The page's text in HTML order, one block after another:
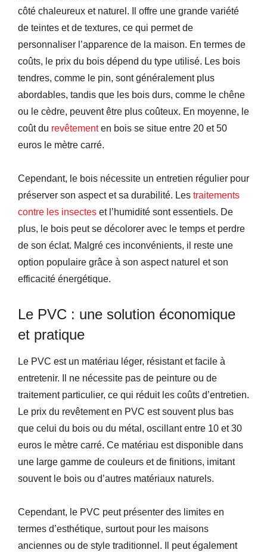
côté chaleureux et naturel. Il offre une grande variété
de teintes et de textures, ce qui permet de
personnaliser l’apparence de la maison. En termes de
coûts, le prix du bois dépend du type utilisé. Les bois
tendres, comme le pin, sont généralement plus
abordables, tandis que les bois durs, comme le chêne
ou le cèdre, peuvent être plus coûteux. En moyenne, le
coût du revêtementen bois se situe entre 20 et 50
euros le mètre carré.
Cependant, le bois nécessite un entretien régulier pour
préserver son aspect et sa durabilité. Les traitements
contre les insectes et l’humidité sont essentiels. De
plus, le bois peut se décolorer avec le temps et perdre
de son éclat. Malgré ces inconvénients, il reste une
option populaire grâce à son aspect naturel et son
efficacité énergétique.
Le PVC : une solution économique
et pratique
Le PVC est un matériau léger, résistant et facile à
entretenir. Il ne nécessite pas de peinture ou de
traitement particulier, ce qui réduit les coûts d’entretien.
Le prix du revêtement en PVC est souvent plus bas
que celui du bois ou du métal, oscillant entre 10 et 30
euros le mètre carré. Ce matériau est disponible dans
une large gamme de couleurs et de finitions, imitant
souvent le bois ou d’autres matériaux naturels.
Cependant, le PVC peut présenter des limites en
termes d’esthétique, surtout pour les maisons
anciennes ou de style traditionnel. Il peut également